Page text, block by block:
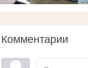
Комментарии